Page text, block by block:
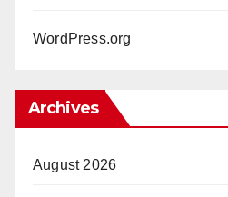
WordPress.org
Archives
August 2026